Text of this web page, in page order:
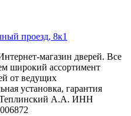
проезд, 8к1
магазин дверей. Все
широкий ассортимент
от ведущих
установка, гарантия
Теплинский А.А. ИНН